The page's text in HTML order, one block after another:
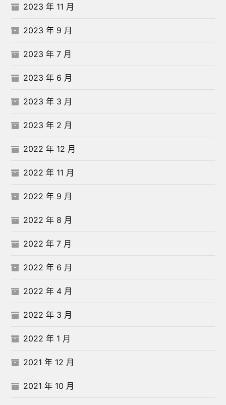
2023 年 11 月
2023 年 9 月
2023 年 7 月
2023 年 6 月
2023 年 3 月
2023 年 2 月
2022 年 12 月
2022 年 11 月
2022 年 9 月
2022 年 8 月
2022 年 7 月
2022 年 6 月
2022 年 4 月
2022 年 3 月
2022 年 1 月
2021 年 12 月
2021 年 10 月